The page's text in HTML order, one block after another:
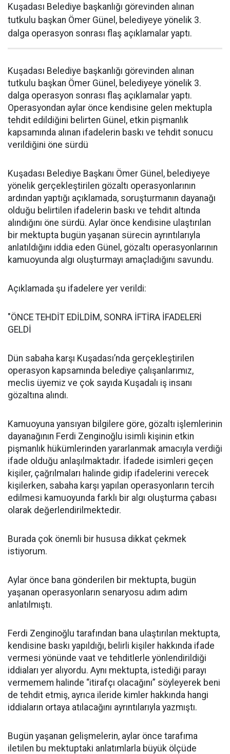
Kuşadası Belediye başkanlığı görevinden alınan
tutkulu başkan Ömer Günel, belediyeye yönelik 3.
dalga operasyon sonrası flaş açıklamalar yaptı.
Kuşadası Belediye başkanlığı görevinden alınan
tutkulu başkan Ömer Günel, belediyeye yönelik 3.
dalga operasyon sonrası flaş açıklamalar yaptı.
Operasyondan aylar önce kendisine gelen mektupla
tehdit edildiğini belirten Günel, etkin pişmanlık
kapsamında alınan ifadelerin baskı ve tehdit sonucu
verildiğini öne sürdü
Kuşadası Belediye Başkanı Ömer Günel, belediyeye
yönelik gerçekleştirilen gözaltı operasyonlarının
ardından yaptığı açıklamada, soruşturmanın dayanağı
olduğu belirtilen ifadelerin baskı ve tehdit altında
alındığını öne sürdü. Aylar önce kendisine ulaştırılan
bir mektupta bugün yaşanan sürecin ayrıntılarıyla
anlatıldığını iddia eden Günel, gözaltı operasyonlarının
kamuoyunda algı oluşturmayı amaçladığını savundu.
Açıklamada şu ifadelere yer verildi:
"ÖNCE TEHDİT EDİLDİM, SONRA İFTİRA İFADELERİ
GELDİ
Dün sabaha karşı Kuşadası’nda gerçekleştirilen
operasyon kapsamında belediye çalışanlarımız,
meclis üyemiz ve çok sayıda Kuşadalı iş insanı
gözaltına alındı.
Kamuoyuna yansıyan bilgilere göre, gözaltı işlemlerinin
dayanağının Ferdi Zenginoğlu isimli kişinin etkin
pişmanlık hükümlerinden yararlanmak amacıyla verdiği
ifade olduğu anlaşılmaktadır. İfadede isimleri geçen
kişiler, çağrılmaları halinde gidip ifadelerini verecek
kişilerken, sabaha karşı yapılan operasyonların tercih
edilmesi kamuoyunda farklı bir algı oluşturma çabası
olarak değerlendirilmektedir.
Burada çok önemli bir hususa dikkat çekmek
istiyorum.
Aylar önce bana gönderilen bir mektupta, bugün
yaşanan operasyonların senaryosu adım adım
anlatılmıştı.
Ferdi Zenginoğlu tarafından bana ulaştırılan mektupta,
kendisine baskı yapıldığı, belirli kişiler hakkında ifade
vermesi yönünde vaat ve tehditlerle yönlendirildiği
iddiaları yer alıyordu. Aynı mektupta, istediği parayı
vermemem halinde “itirafçı olacağını” söyleyerek beni
de tehdit etmiş, ayrıca ileride kimler hakkında hangi
iddiaların ortaya atılacağını ayrıntılarıyla yazmıştı.
Bugün yaşanan gelişmelerin, aylar önce tarafıma
iletilen bu mektuptaki anlatımlarla büyük ölçüde